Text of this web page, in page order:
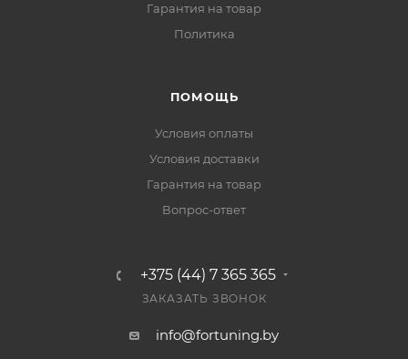
Гарантия на товар
Политика
ПОМОЩЬ
Условия оплаты
Условия доставки
Гарантия на товар
Вопрос-ответ
+375 (44) 7 365 365
ЗАКАЗАТЬ ЗВОНОК
info@fortuning.by